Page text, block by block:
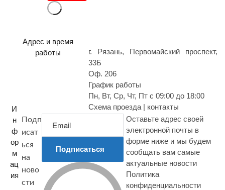
Адрес и время
работы
г. Рязань, Первомайский проспект,
33Б
Оф. 206
График работы
Пн, Вт, Ср, Чт, Пт с 09:00 до 18:00
Схема проезда | контакты
И
н
ф
ор
м
ац
ия
Подп
исат
ься
на
ново
сти
Подписаться
Оставьте адрес своей
электронной почты в
форме ниже и мы будем
сообщать вам самые
актуальные новости
Политика
конфиденциальности